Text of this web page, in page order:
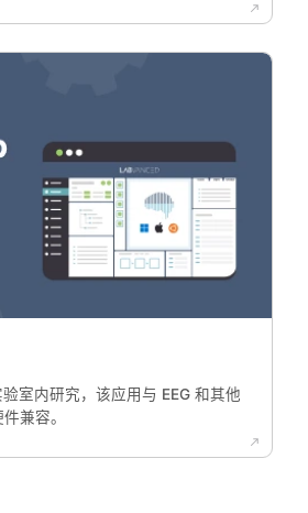
室内研究，该应用与 EEG 和其他
兼容。